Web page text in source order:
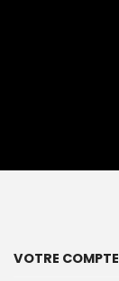
VOTRE COMPTE